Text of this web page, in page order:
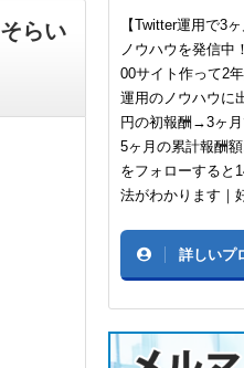
らい
【Twitter運用で3
ノウハウを発信中
00サイト作って2
運用のノウハウに
円の初報酬→3ヶ月
5ヶ月の累計報酬
をフォローすると
法がわかります｜
詳しいプ